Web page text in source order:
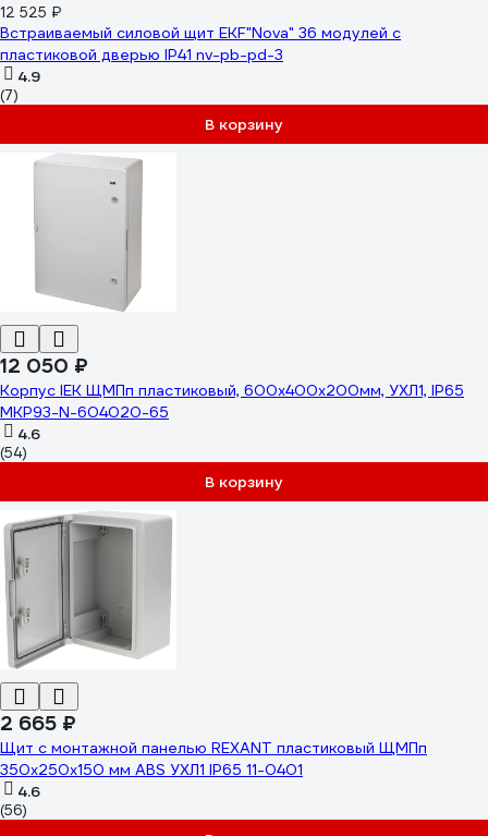
12 525 ₽
Встраиваемый силовой щит EKF"Nova" 36 модулей с
пластиковой дверью IP41 nv-pb-pd-3
4.9
(7)
В корзину
12 050 ₽
Корпус IEK ЩМПп пластиковый, 600х400х200мм, УХЛ1, IP65
MKP93-N-604020-65
4.6
(54)
В корзину
2 665 ₽
Щит с монтажной панелью REXANT пластиковый ЩМПп
350x250x150 мм ABS УХЛ1 IP65 11-0401
4.6
(56)